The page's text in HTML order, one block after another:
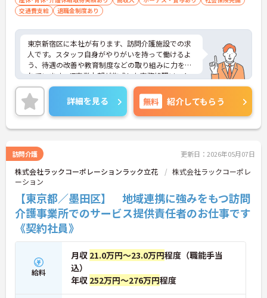
交通費支給
退職金制度あり
東京新宿区に本社が有ります、訪問介護施設での求
人です。スタッフ自身がやりがいを持って働けるよ
う、待遇の改善や教育制度などの取り組みに力を入
れています。IT事業本部が作成した事務処理ソフト
を導入しており、事務作業は少なく、その分ご利用
者様への対応を重視することもできます。入社後の
研修はもちろん、介護技術研修、PC研修、マナー研
修、資格取得のための勉強会等ステップに応じて用
意されており安心してご就業いただけます。
ご興味を持たれた方は面接対策ポイントや求人の詳
細などお話しいたしますのでお気軽にお問い合わせ
下さい。
詳細を見る 無料 紹介してもらう
訪問介護 更新日：2026年05月07日
株式会社ラックコーポレーションラック立花
株式会社ラックコーポレ
ーション
【東京都／墨田区】 地域連携に強みをもつ訪問
介護事業所でのサービス提供責任者のお仕事です
《契約社員》
給料
月収 21.0万円～23.0万円程度（職能手当
込）
年収 252万円～276万円程度